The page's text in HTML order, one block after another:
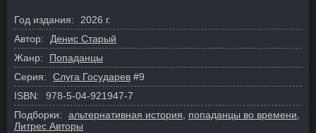
Год издания:
2026 г.
Автор:
Денис Старый
Жанр:
Попаданцы
Серия:
Слуга Государев #9
ISBN:
978-5-04-921947-7
Подборки:
альтернативная история попаданцы во времени
Литрес Авторы